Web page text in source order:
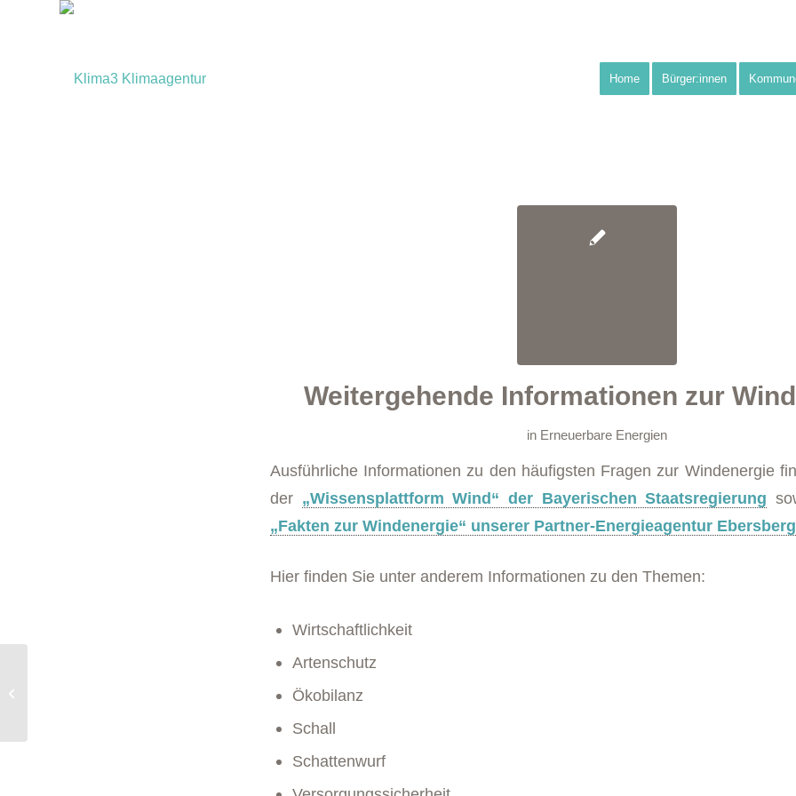
Home Bürger:innen
Weitergehende Informationen zur
in Erneuerbare Energien
Ausführliche Informationen zu den häufigsten Fragen zur Windenergie
der „Wissensplattform Wind“ der Bayerischen Staatsregierung
„Fakten zur Windenergie“ unserer Partner-Energieagentur
Hier finden Sie unter anderem Informationen zu den Themen:
Wirtschaftlichkeit
Artenschutz
Ökobilanz
Schall
Schattenwurf